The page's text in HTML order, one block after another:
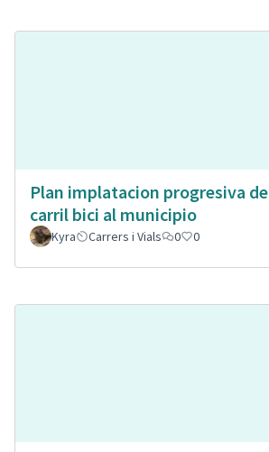
Plan implatacion progresiva de
carril bici al municipio
Kyra Carrers i Vials 0 0